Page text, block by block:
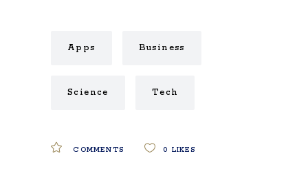
Apps Business
Science Tech
COMMENTS 0 LIKES